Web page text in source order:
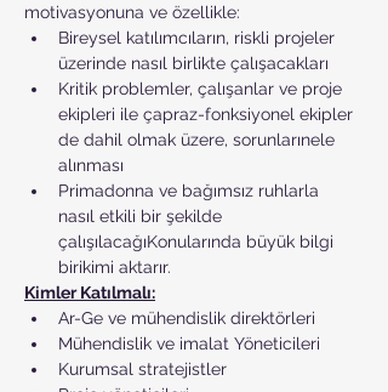
motivasyonuna ve özellikle:
Bireysel katılımcıların, riskli projeler
üzerinde nasıl birlikte çalışacakları
Kritik problemler, çalışanlar ve proje
ekipleri ile çapraz-fonksiyonel ekipler
de dahil olmak üzere, sorunlarınele
alınması
Primadonna ve bağımsız ruhlarla
nasıl etkili bir şekilde
çalışılacağıKonularında büyük bilgi
birikimi aktarır.
Kimler Katılmalı:
Ar-Ge ve mühendislik direktörleri
Mühendislik ve imalat Yöneticileri
Kurumsal stratejistler